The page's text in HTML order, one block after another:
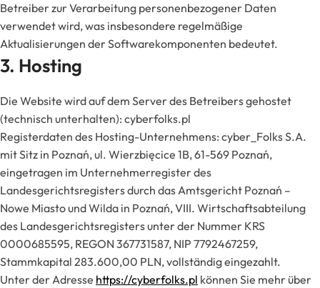
Betreiber zur Verarbeitung personenbezogener Daten
verwendet wird, was insbesondere regelmäßige
Aktualisierungen der Softwarekomponenten bedeutet.
3. Hosting
Die Website wird auf dem Server des Betreibers gehostet
(technisch unterhalten): cyberfolks.pl
Registerdaten des Hosting-Unternehmens: cyber_Folks S.A.
mit Sitz in Poznań, ul. Wierzbięcice 1B, 61-569 Poznań,
eingetragen im Unternehmerregister des
Landesgerichtsregisters durch das Amtsgericht Poznań –
Nowe Miasto und Wilda in Poznań, VIII. Wirtschaftsabteilung
des Landesgerichtsregisters unter der Nummer KRS
0000685595, REGON 367731587, NIP 7792467259,
Stammkapital 283.600,00 PLN, vollständig eingezahlt.
Unter der Adresse https://cyberfolks.pl können Sie mehr über